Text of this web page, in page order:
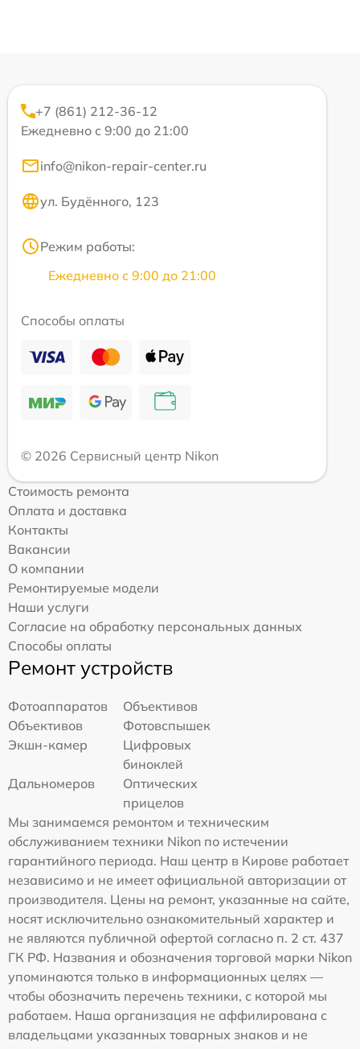
+7 (861) 212-36-12
Ежедневно с 9:00 до 21:00
info@nikon-repair-center.ru
ул. Будённого, 123
Режим работы:
Ежедневно с 9:00 до 21:00
Способы оплаты
© 2026 Сервисный центр Nikon
Стоимость ремонта
Оплата и доставка
Контакты
Вакансии
О компании
Ремонтируемые модели
Наши услуги
Согласие на обработку персональных данных
Способы оплаты
Ремонт устройств
Фотоаппаратов
Объективов
Объективов
Фотовспышек
Экшн-камер
Цифровых
биноклей
Дальномеров
Оптических
прицелов
Мы занимаемся ремонтом и техническим
обслуживанием техники Nikon по истечении
гарантийного периода. Наш центр в Кирове работает
независимо и не имеет официальной авторизации от
производителя. Цены на ремонт, указанные на сайте,
носят исключительно ознакомительный характер и
не являются публичной офертой согласно п. 2 ст. 437
ГК РФ. Названия и обозначения торговой марки Nikon
упоминаются только в информационных целях —
чтобы обозначить перечень техники, с которой мы
работаем. Наша организация не аффилирована с
владельцами указанных товарных знаков и не